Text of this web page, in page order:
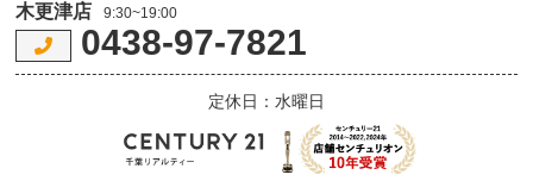
木更津店 9:30~19:00
0438-97-7821
定休日：水曜日